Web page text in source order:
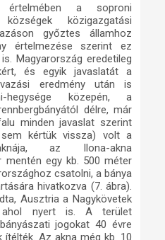
értelmében a soproni
közigazgatási
győztes államhoz
értelmezése szerint ez
Magyarország eredetileg
és egyik javaslatát a
eredmény után is
hegysége közepén, a
délre, már
minden javaslat szerint
kértük vissza) volt a
az Ilona-akna
egy kb. 500 méter
csatolni, a bánya
hivatkozva (7. ábra).
Ausztria a Nagykövetek
ahol nyert is. A terület
jogokat 40 évre
ítélték. Az akna még kb. 10